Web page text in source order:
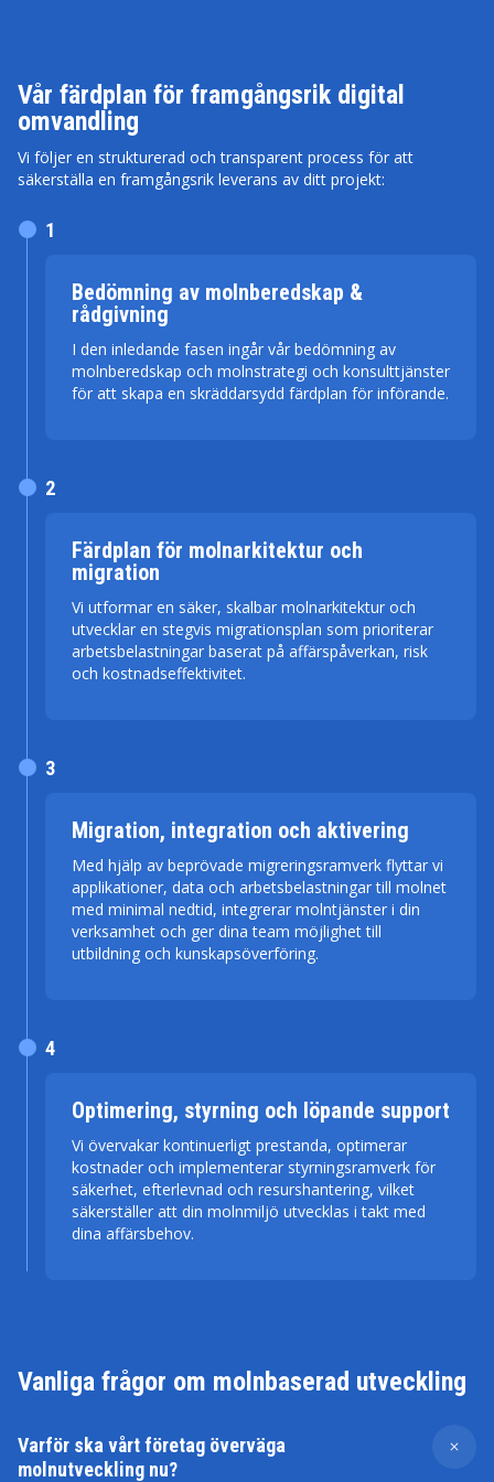
Vår färdplan för framgångsrik digital
omvandling
Vi följer en strukturerad och transparent process för att
säkerställa en framgångsrik leverans av ditt projekt:
Bedömning av molnberedskap &
rådgivning
I den inledande fasen ingår vår bedömning av
molnberedskap och molnstrategi och konsulttjänster
för att skapa en skräddarsydd färdplan för införande.
1
Färdplan för molnarkitektur och
migration
Vi utformar en säker, skalbar molnarkitektur och
utvecklar en stegvis migrationsplan som prioriterar
arbetsbelastningar baserat på affärspåverkan, risk
och kostnadseffektivitet.
2
Migration, integration och aktivering
Med hjälp av beprövade migreringsramverk flyttar vi
applikationer, data och arbetsbelastningar till molnet
med minimal nedtid, integrerar molntjänster i din
verksamhet och ger dina team möjlighet till
utbildning och kunskapsöverföring.
3
Optimering, styrning och löpande support
Vi övervakar kontinuerligt prestanda, optimerar
kostnader och implementerar styrningsramverk för
säkerhet, efterlevnad och resurshantering, vilket
säkerställer att din molnmiljö utvecklas i takt med
dina affärsbehov.
4
Vanliga frågor om molnbaserad utveckling
Varför ska vårt företag överväga
molnutveckling nu?